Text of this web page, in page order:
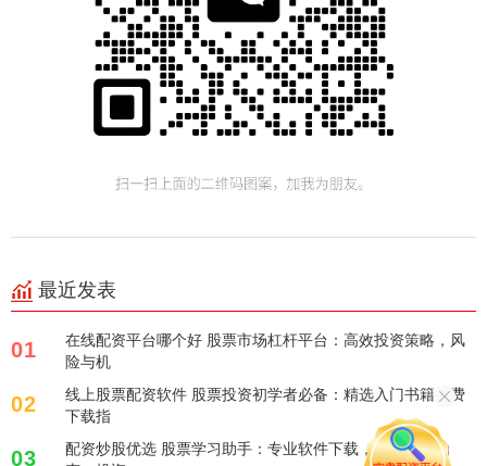
最近发表
01
在线配资平台哪个好 股票市场杠杆平台：高效投资策略，风
险与机
02
线上股票配资软件 股票投资初学者必备：精选入门书籍免费
下载指
03
配资炒股优选 股票学习助手：专业软件下载，掌握股市动